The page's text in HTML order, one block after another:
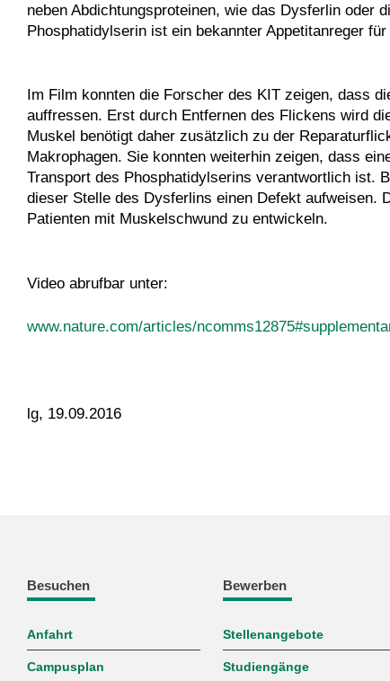
neben Abdichtungsproteinen, wie das Dysferlin oder
Phosphatidylserin ist ein bekannter Appetitanreger
Im Film konnten die Forscher des KIT zeigen, dass
auffressen. Erst durch Entfernen des Flickens wird
Muskel benötigt daher zusätzlich zu der
Makrophagen. Sie konnten weiterhin zeigen, dass
Transport des Phosphatidylserins verantwortlich ist.
dieser Stelle des Dysferlins einen Defekt aufweisen.
Patienten mit Muskelschwund zu entwickeln.
Video abrufbar unter:
www.nature.com/articles/
lg, 19.09.2016
Besuchen
Anfahrt
Campusplan
Bewerben
Stellenangebote
Studiengänge